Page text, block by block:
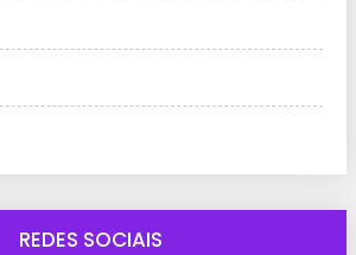
REDES SOCIAIS